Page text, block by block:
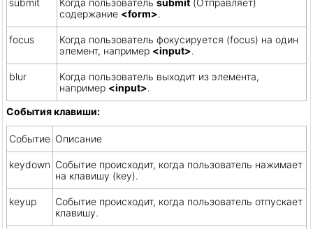
submit Когда пользователь submit (Отправляет)
содержание <form>.
focus
Когда пользователь фокусируется (focus) на один
элемент, например <input>.
blur
Когда пользователь выходит из элемента,
например <input>.
События клавиши:
Событие Описание
keydown Событие происходит, когда пользователь нажимает
на клавишу (key).
keyup
Событие происходит, когда пользователь отпускает
клавишу.